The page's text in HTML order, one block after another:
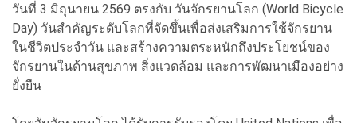
วันที่ 3 มิถุนายน 2569 ตรงกับ วันจักรยานโลก (World Bicycle
Day) วันสำคัญระดับโลกที่จัดขึ้นเพื่อส่งเสริมการใช้จักรยาน
ในชีวิตประจำวัน และสร้างความตระหนักถึงประโยชน์ของ
จักรยานในด้านสุขภาพ สิ่งแวดล้อม และการพัฒนาเมืองอย่าง
ยั่งยืน